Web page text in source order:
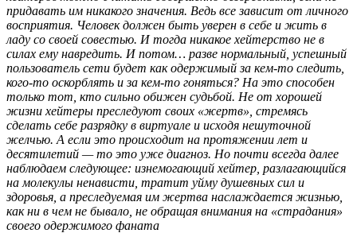
придавать им никакого значения. Ведь все зависит от личного
восприятия. Человек должен быть уверен в себе и жить в
ладу со своей совестью. И тогда никакое хейтерство не в
силах ему навредить. И потом… разве нормальный, успешный
пользователь сети будет как одержимый за кем-то следить,
кого-то оскорблять и за кем-то гоняться? На это способен
только тот, кто сильно обижен судьбой. Не от хорошей
жизни хейтеры преследуют своих «жертв», стремясь
сделать себе разрядку в виртуале и исходя нешуточной
желчью. А если это происходит на протяжении лет и
десятилетий — то это уже диагноз. Но почти всегда далее
наблюдаем следующее: изнемогающий хейтер, разлагающийся
на молекулы ненависти, тратит уйму душевных сил и
здоровья, а преследуемая им жертва наслаждается жизнью,
как ни в чем не бывало, не обращая внимания на «страдания»
своего одержимого фаната